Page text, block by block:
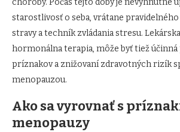
choroby. Počas tejto doby je nevyhnutné
starostlivosť o seba, vrátane pravidelného
stravy a techník zvládania stresu.
hormonálna terapia, môže byť tiež účinná
príznakov a znižovaní zdravotných rizík
menopauzou.
Ako sa vyrovnať s
menopauzy